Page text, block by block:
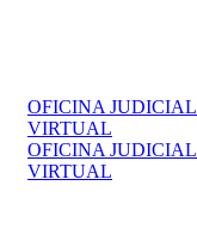
OFICINA JUDICIAL
VIRTUAL
OFICINA JUDICIAL
VIRTUAL